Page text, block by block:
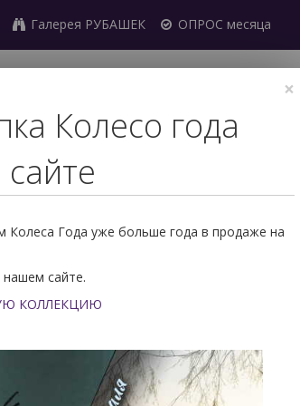
Галерея РУБАШЕК ОПРОС месяца
Карты Таро с книгой
для новичков. Книга в таком издании
×
Колесо года
Колеса Года уже больше года в продаже на
сайте.
КОЛЛЕКЦИЮ